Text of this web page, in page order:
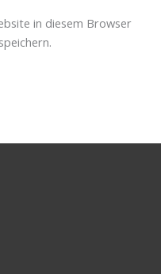
in diesem Browser